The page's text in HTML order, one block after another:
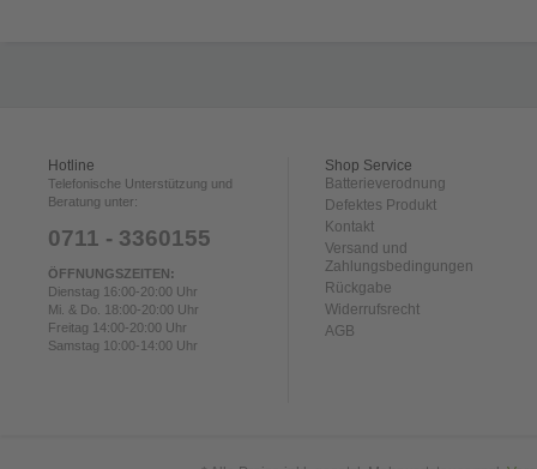
Hotline
Telefonische Unterstützung und
Beratung unter:
0711 - 3360155
ÖFFNUNGSZEITEN:
Dienstag 16:00-20:00 Uhr
Mi. & Do. 18:00-20:00 Uhr
Freitag 14:00-20:00 Uhr
Samstag 10:00-14:00 Uhr
Shop Service
Batterieverodnung
Defektes Produkt
Kontakt
Versand und
Zahlungsbedingungen
Rückgabe
Widerrufsrecht
AGB